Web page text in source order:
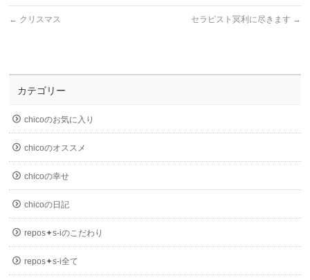
← クリスマス セラピスト冥利に尽きます →
カテゴリー
chicoのお気に入り
chicoのオススメ
chicoの幸せ
chicoの日記
repos✦s-iのこだわり
repos✦s-i全て